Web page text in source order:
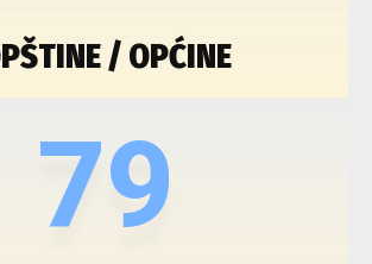
/ OPĆINE
79